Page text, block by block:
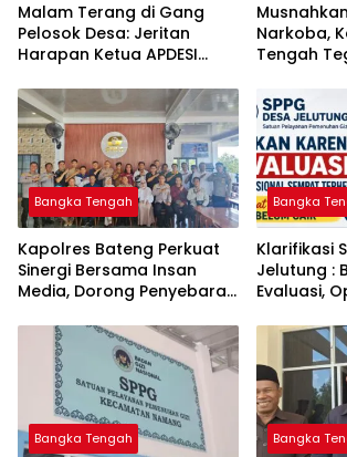
Malam Terang di Gang
Pelosok Desa: Jeritan
Harapan Ketua APDESI
Babel
Narkoba,
Tengah
Bangka Tengah
‎Kapolres Bateng Perkuat
Sinergi Bersama Insan
Media, Dorong Penyebaran
Layanan Polri 110
Bangka
‎Klarifikasi
Jelutung :
Evaluasi,
Dana
Bangka Tengah Bangka